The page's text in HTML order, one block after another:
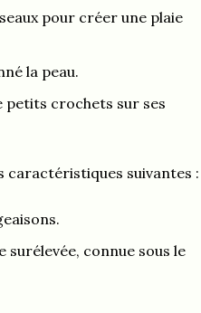
pour créer une plaie
la peau.
petits crochets sur ses
caractéristiques suivantes :
surélevée, connue sous le